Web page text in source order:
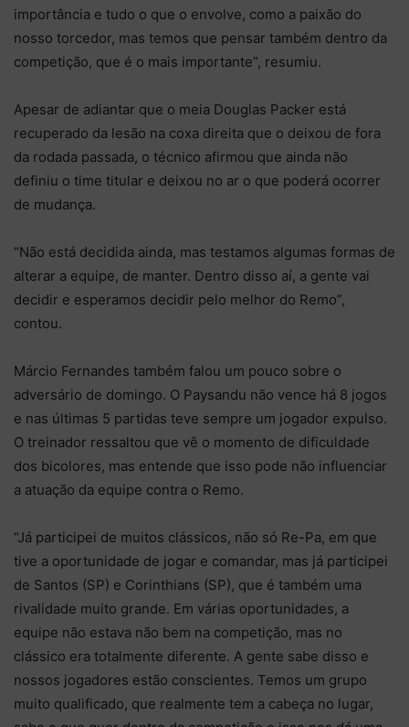
importância e tudo o que o envolve, como a paixão do
nosso torcedor, mas temos que pensar também dentro da
competição, que é o mais importante”, resumiu.
Apesar de adiantar que o meia Douglas Packer está
recuperado da lesão na coxa direita que o deixou de fora
da rodada passada, o técnico afirmou que ainda não
definiu o time titular e deixou no ar o que poderá ocorrer
de mudança.
“Não está decidida ainda, mas testamos algumas formas de
alterar a equipe, de manter. Dentro disso aí, a gente vai
decidir e esperamos decidir pelo melhor do Remo”,
contou.
Márcio Fernandes também falou um pouco sobre o
adversário de domingo. O Paysandu não vence há 8 jogos
e nas últimas 5 partidas teve sempre um jogador expulso.
O treinador ressaltou que vê o momento de dificuldade
dos bicolores, mas entende que isso pode não influenciar
a atuação da equipe contra o Remo.
“Já participei de muitos clássicos, não só Re-Pa, em que
tive a oportunidade de jogar e comandar, mas já participei
de Santos (SP) e Corinthians (SP), que é também uma
rivalidade muito grande. Em várias oportunidades, a
equipe não estava não bem na competição, mas no
clássico era totalmente diferente. A gente sabe disso e
nossos jogadores estão conscientes. Temos um grupo
muito qualificado, que realmente tem a cabeça no lugar,